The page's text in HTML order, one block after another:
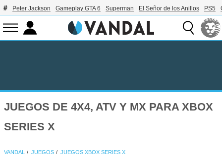
Peter Jackson Gameplay GTA 6 Superman El Señor de los Anillos PS5
JUEGOS DE 4X4, ATV Y MX PARA XBOX
SERIES X
VANDAL JUEGOS JUEGOS XBOX SERIES X